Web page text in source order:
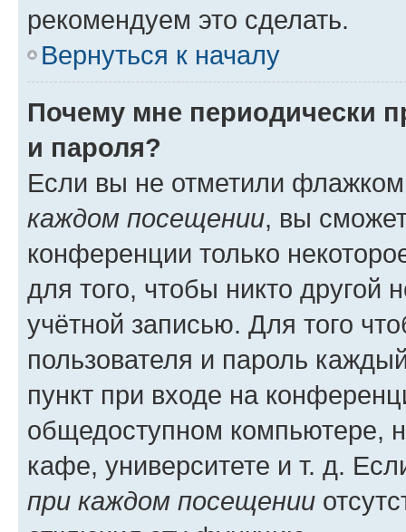
рекомендуем это сделать.
Вернуться к началу
Почему мне периодически
и пароля?
Если вы не отметили
каждом посещении, вы
конференции только
для того, чтобы никто другой
учётной записью. Для того
пользователя и пароль
пункт при входе на
общедоступном компьютере,
кафе, университете и т. д.
при каждом посещении